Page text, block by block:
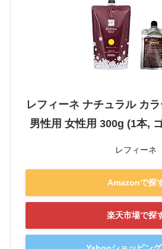
レフィーネ ナチュラル カ
男性用 女性用 300g (1本,
レフィーネ
Amazonで探
楽天市場で探